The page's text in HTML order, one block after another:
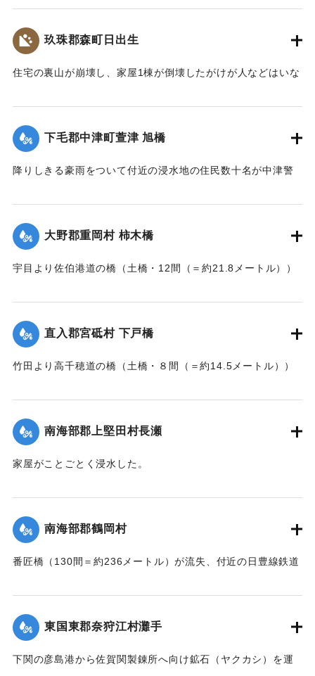
｜固有コード: 002680206
玖珠郡森町日出生
住宅の裏山が崩壊し、家屋1棟が倒壊したがけが人などはいな
｜固有コード: 002680198
下毛郡中津町萱津 旭橋
降りしきる豪雨をついて付近の浸水地の住民数十名が中津警
水は明治26年の水害に比べても割合が大きく、浸水家屋が
200戸に及んでいるのは要するに排水地である橋の上に不自然
な住宅を建築する許可を当局が出したためとして、その不当
と13日以来、住民の間で協議が進められてきたが、費用など
憤慨している。
大野郡重岡村 柿木橋
宇目より佐伯港道の橋（土橋・12間（＝約21.8メートル））
｜固有コード: 002680200
直入郡宮砥村 下戸橋
竹田より高千穂道の橋（土橋・８間（＝約14.5メートル））
｜固有コード: 002680201
南海部郡上堅田村長瀬
家屋がことごとく浸水した。
｜固有コード:
南海部郡鶴岡村
番匠橋（130間＝約236メートル）が流失、付近の日豊線鉄道
｜固有コード: 002680194
東国東郡奈狩江村灘手
下関の彦島港から佐賀関製錬所へ向け鉱石（ヤクカシ）を運